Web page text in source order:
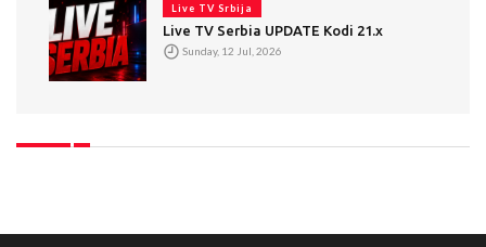
Live TV Srbija
Live TV Serbia UPDATE Kodi 21.x
Sunday, 12 Jul, 2026